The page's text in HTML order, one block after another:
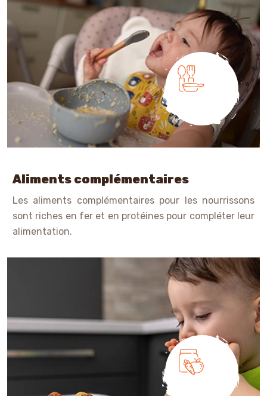
Aliments complémentaires
Les aliments complémentaires pour les nourrissons
sont riches en fer et en protéines pour compléter leur
alimentation.